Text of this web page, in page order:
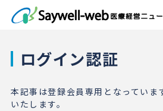
ログイン認証
本記事は登録会員専用となっていま
いたします。